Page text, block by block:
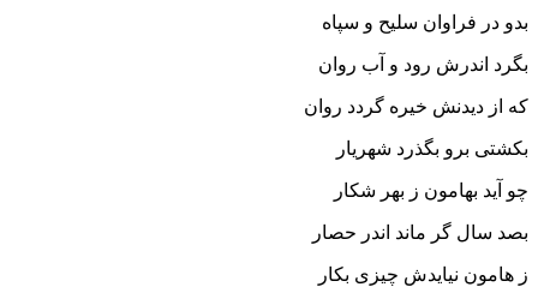
بدو در فراوان سلیح و سپاه‏
بگرد اندرش رود و آب روان
که از دیدنش خیره گردد روان‏
بکشتى برو بگذرد شهریار
چو آید بهامون ز بهر شکار
بصد سال گر ماند اندر حصار
ز هامون نیایدش چیزى بکار